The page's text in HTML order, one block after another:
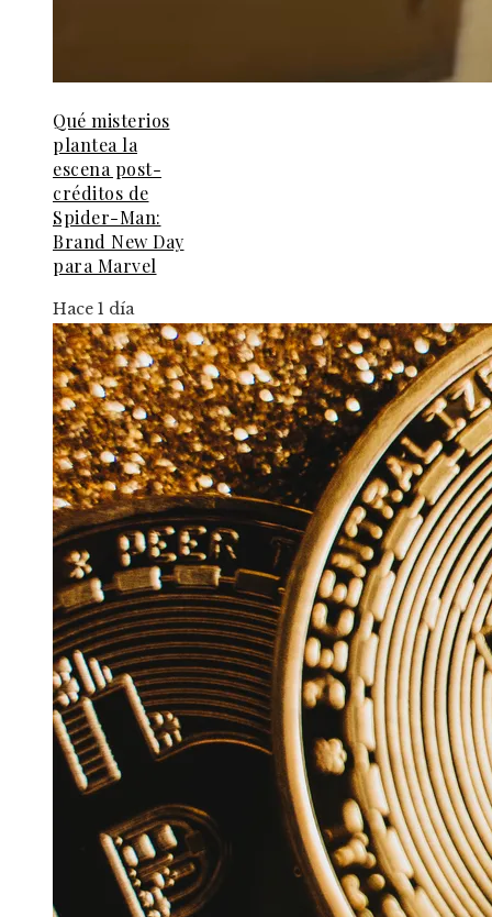
Qué misterios
plantea la
escena post-
créditos de
Spider-Man:
Brand New Day
para Marvel
Hace 1 día